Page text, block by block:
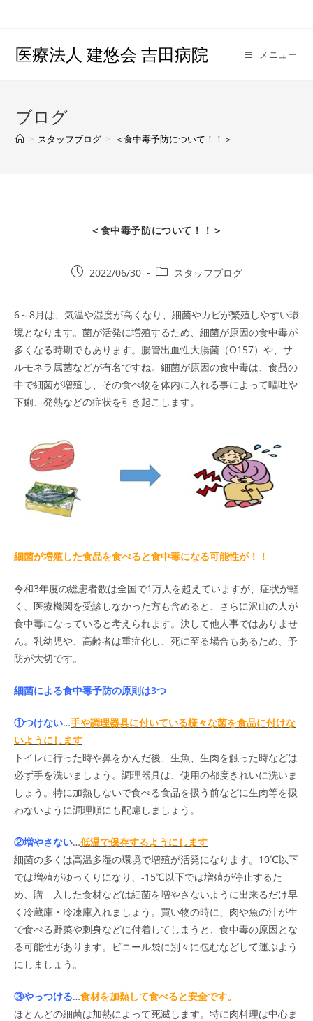
医療法人 建悠会 吉田病院 メニュー
ブログ
> スタッフブログ > ＜食中毒予防について！！＞
＜食中毒予防について！！＞
2022/06/30 スタッフブログ
6～8月は、気温や湿度が高くなり、細菌やカビが繁殖しやすい環
境となります。菌が活発に増殖するため、細菌が原因の食中毒が
多くなる時期でもあります。腸管出血性大腸菌（O157）や、サ
ルモネラ属菌などが有名ですね。細菌が原因の食中毒は、食品の
中で細菌が増殖し、その食べ物を体内に入れる事によって嘔吐や
下痢、発熱などの症状を引き起こします。
細菌が増殖した食品を食べると食中毒になる可能性が！！
令和3年度の総患者数は全国で1万人を超えていますが、症状が軽
く、医療機関を受診しなかった方も含めると、さらに沢山の人が
食中毒になっていると考えられます。決して他人事ではありませ
ん。乳幼児や、高齢者は重症化し、死に至る場合もあるため、予
防が大切です。
細菌による食中毒予防の原則は3つ
①つけない…手や調理器具に付いている様々な菌を食品に付けな
いようにします
トイレに行った時や鼻をかんだ後、生魚、生肉を触った時などは
必ず手を洗いましょう。調理器具は、使用の都度きれいに洗いま
しょう。特に加熱しないで食べる食品を扱う前などに生肉等を扱
わないように調理順にも配慮しましょう。
②増やさない…低温で保存するようにします
細菌の多くは高温多湿の環境で増殖が活発になります。10℃以下
では増殖がゆっくりになり、-15℃以下では増殖が停止するた
め、購 入した食材などは細菌を増やさないように出来るだけ早
く冷蔵庫・冷凍庫入れましょう。買い物の時に、肉や魚の汁が生
で食べる野菜や刺身などに付着してしまうと、食中毒の原因とな
る可能性があります。ビニール袋に別々に包むなどして運ぶよう
にしましょう。
③やっつける…食材を加熱して食べると安全です。
ほとんどの細菌は加熱によって死滅します。特に肉料理は中心ま